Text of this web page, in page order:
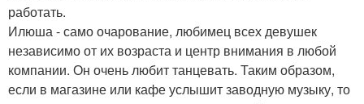
работать.
Илюша - само очарование, любимец всех девушек
независимо от их возраста и центр внимания в любой
компании. Он очень любит танцевать. Таким образом,
если в магазине или кафе услышит заводную музыку, то